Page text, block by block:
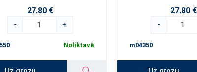
27.80 €
-
+
Noliktavā
27.80 €
-
m04350